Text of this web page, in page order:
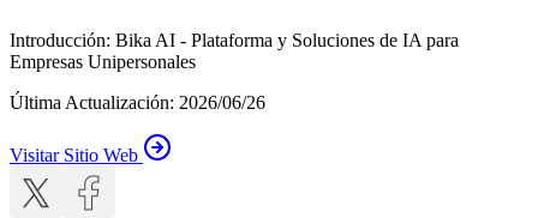
Introducción: Bika AI - Plataforma y Soluciones de IA para
Empresas Unipersonales
Última Actualización: 2026/06/26
Visitar Sitio Web